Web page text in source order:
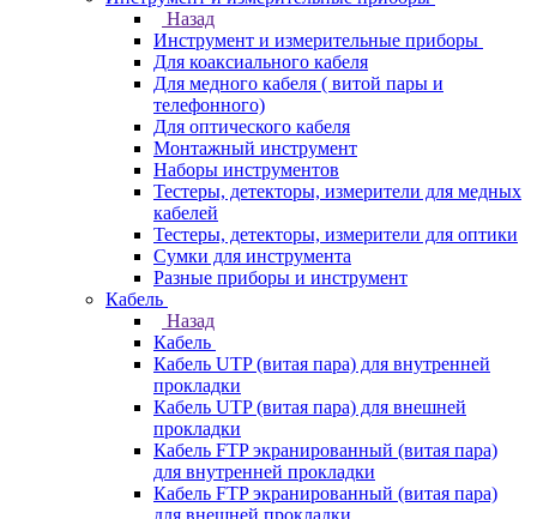
Назад
Инструмент и измерительные приборы
Для коаксиального кабеля
Для медного кабеля ( витой пары и
телефонного)
Для оптического кабеля
Монтажный инструмент
Наборы инструментов
Тестеры, детекторы, измерители для медных
кабелей
Тестеры, детекторы, измерители для оптики
Сумки для инструмента
Разные приборы и инструмент
Кабель
Назад
Кабель
Кабель UTP (витая пара) для внутренней
прокладки
Кабель UTP (витая пара) для внешней
прокладки
Кабель FTP экранированный (витая пара)
для внутренней прокладки
Кабель FTP экранированный (витая пара)
для внешней прокладки